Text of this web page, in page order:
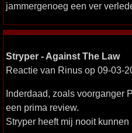
jammergenoeg een ver
Stryper - Against The Law
Reactie van Rinus op 09-03-
Inderdaad, zoals voorganger
een prima review.
Stryper heeft mij nooit kunnen